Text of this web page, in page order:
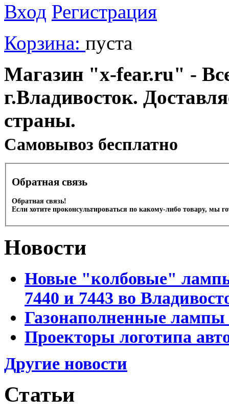
Вход Регистрация
Корзина: пуста
Магазин "x-fear.ru" -
г.Владивосток.
страны.
Cамовывоз бесплатно
Обратная связь
Обратная связь!
Если хотите проконсультироваться по какому-либо товару, мы
Новости
Новые "колбовые"
7440 и 7443 во
Газонаполненные лампы
Проекторы логотипа
Другие новости
Статьи